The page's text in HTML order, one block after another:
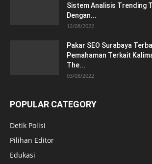
Sistem Analisis Trending
Dengan...
12/08/2022
Pakar SEO Surabaya
Pemahaman Terkait
The...
03/08/2022
POPULAR CATEGORY
Detik Polisi
Pilihan Editor
Edukasi